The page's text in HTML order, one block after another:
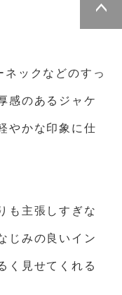
ックなどのすっ
感のあるジャケ
やかな印象に仕
も主張しすぎな
じみの良いイン
く見せてくれる